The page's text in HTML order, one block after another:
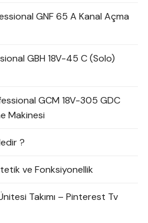
GNF 65 A Kanal Açma
GBH 18V-45 C (Solo)
GCM 18V-305 GDC
Makinesi
?
ve Fonksiyonellik
Takımı – Pinterest Tv